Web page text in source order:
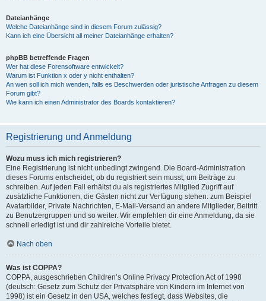
Dateianhänge
Welche Dateianhänge sind in diesem Forum zulässig?
Kann ich eine Übersicht all meiner Dateianhänge erhalten?
phpBB betreffende Fragen
Wer hat diese Forensoftware entwickelt?
Warum ist Funktion x oder y nicht enthalten?
An wen soll ich mich wenden, falls es Beschwerden oder juristische Anfragen zu diesem
Forum gibt?
Wie kann ich einen Administrator des Boards kontaktieren?
Registrierung und Anmeldung
Wozu muss ich mich registrieren?
Eine Registrierung ist nicht unbedingt zwingend. Die Board-Administration
dieses Forums entscheidet, ob du registriert sein musst, um Beiträge zu
schreiben. Auf jeden Fall erhältst du als registriertes Mitglied Zugriff auf
zusätzliche Funktionen, die Gästen nicht zur Verfügung stehen: zum Beispiel
Avatarbilder, Private Nachrichten, E-Mail-Versand an andere Mitglieder, Beitritt
zu Benutzergruppen und so weiter. Wir empfehlen dir eine Anmeldung, da sie
schnell erledigt ist und dir zahlreiche Vorteile bietet.
Nach oben
Was ist COPPA?
COPPA, ausgeschrieben Children’s Online Privacy Protection Act of 1998
(deutsch: Gesetz zum Schutz der Privatsphäre von Kindern im Internet von
1998) ist ein Gesetz in den USA, welches festlegt, dass Websites, die